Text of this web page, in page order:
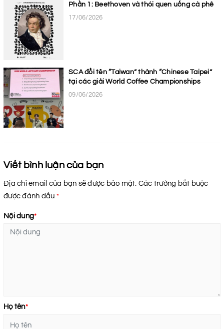
Phần 1: Beethoven và thói quen uống cà phê
17/06/2026
SCA đổi tên “Taiwan” thành “Chinese Taipei”
tại các giải World Coffee Championships
09/06/2026
Viết bình luận của bạn
Địa chỉ email của bạn sẽ được bảo mật. Các trường bắt buộc
được đánh dấu *
Nội dung*
Họ tên*